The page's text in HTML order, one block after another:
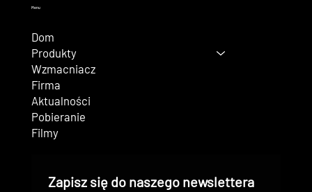
Menu
Dom
Produkty
Wzmacniacz
Firma
Aktualności
Pobieranie
Filmy
Zapisz się do naszego newslettera